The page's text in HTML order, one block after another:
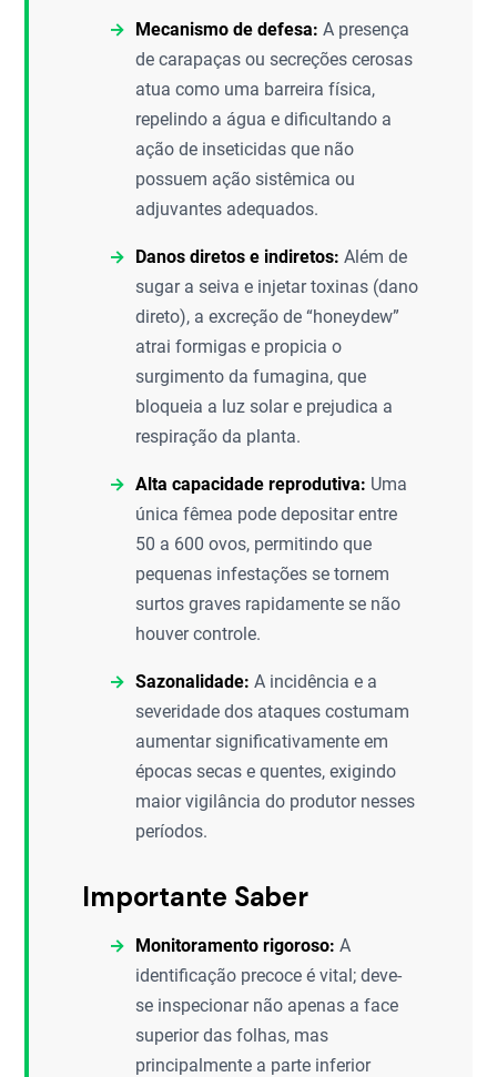
Mecanismo de defesa: A presença
de carapaças ou secreções cerosas
atua como uma barreira física,
repelindo a água e dificultando a
ação de inseticidas que não
possuem ação sistêmica ou
adjuvantes adequados.
Danos diretos e indiretos: Além de
sugar a seiva e injetar toxinas (dano
direto), a excreção de “honeydew”
atrai formigas e propicia o
surgimento da fumagina, que
bloqueia a luz solar e prejudica a
respiração da planta.
Alta capacidade reprodutiva: Uma
única fêmea pode depositar entre
50 a 600 ovos, permitindo que
pequenas infestações se tornem
surtos graves rapidamente se não
houver controle.
Sazonalidade: A incidência e a
severidade dos ataques costumam
aumentar significativamente em
épocas secas e quentes, exigindo
maior vigilância do produtor nesses
períodos.
Importante Saber
Monitoramento rigoroso: A
identificação precoce é vital; deve-
se inspecionar não apenas a face
superior das folhas, mas
principalmente a parte inferior